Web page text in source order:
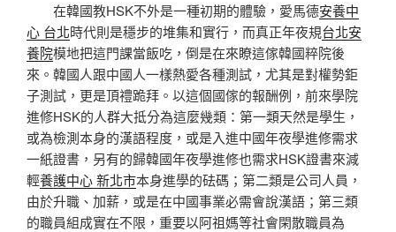
在韓國教HSK不外是一種初期的體驗，愛馬德安養中
心 台北時代則是穩步的堆集和實行，而真正年夜規台北安
養院模地把這門課當飯吃，倒是在來瞭這傢韓國粹院後
來。韓國人跟中國人一樣熱愛各種測試，尤其是對權勢鉅
子測試，更是頂禮跪拜。以這個國傢的報酬例，前來學院
進修HSK的人群大抵分為這麼幾類：第一類天然是學生，
或為檢測本身的漢語程度，或是入進中國年夜學進修需求
一紙證書，另有的歸韓國年夜學進修也需求HSK證書來減
輕養護中心 新北市本身進學的砝碼；第二類是公司人員，
由於升職、加薪，或是在中國事業必需會說漢語；第三類
的職員組成實在不限，重要以阿祖媽等社會閑散職員為